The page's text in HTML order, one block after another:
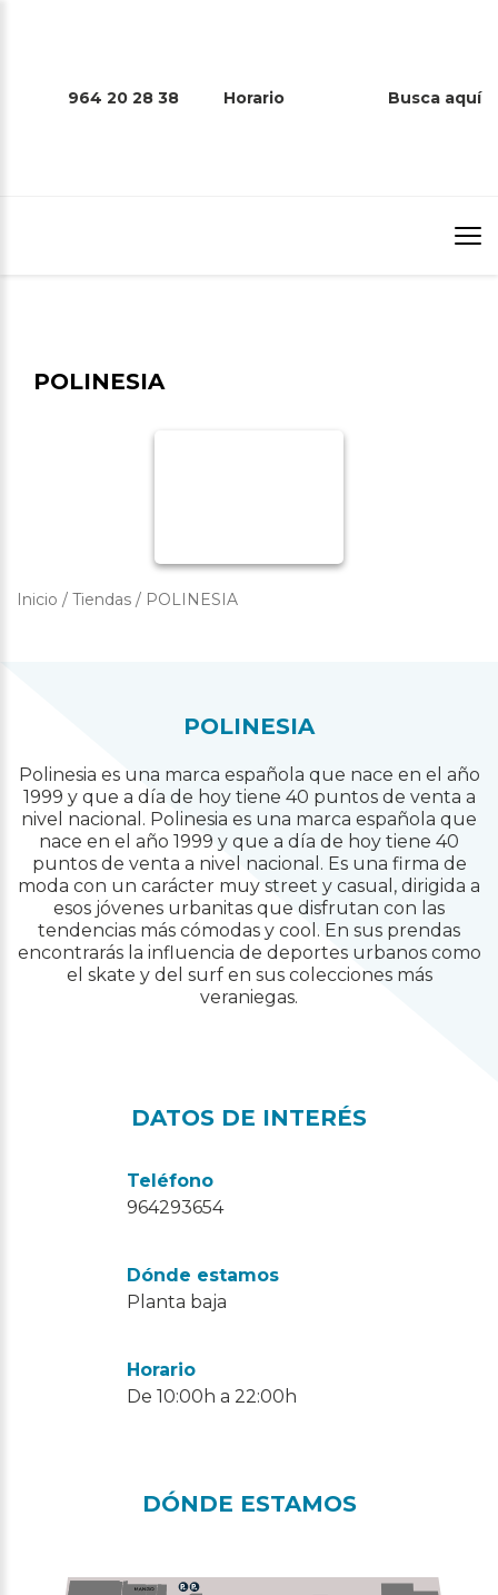
964 20 28 38 Horario Busca aquí
POLINESIA
Inicio / Tiendas / POLINESIA
POLINESIA
Polinesia es una marca española que nace en el año
1999 y que a día de hoy tiene 40 puntos de venta a
nivel nacional. Polinesia es una marca española que
nace en el año 1999 y que a día de hoy tiene 40
puntos de venta a nivel nacional. Es una firma de
moda con un carácter muy street y casual, dirigida a
esos jóvenes urbanitas que disfrutan con las
tendencias más cómodas y cool. En sus prendas
encontrarás la influencia de deportes urbanos como
el skate y del surf en sus colecciones más
veraniegas.
DATOS DE INTERÉS
Teléfono
964293654
Dónde estamos
Planta baja
Horario
De 10:00h a 22:00h
DÓNDE ESTAMOS